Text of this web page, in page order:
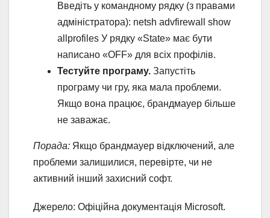
Введіть у командному рядку (з правами
адміністратора): netsh advfirewall show
allprofiles У рядку «State» має бути
написано «OFF» для всіх профілів.
Тестуйте програму. Запустіть
програму чи гру, яка мала проблеми.
Якщо вона працює, брандмауер більше
не заважає.
Порада: Якщо брандмауер відключений, але
проблеми залишилися, перевірте, чи не
активний інший захисний софт.
Джерело: Офіційна документація Microsoft.